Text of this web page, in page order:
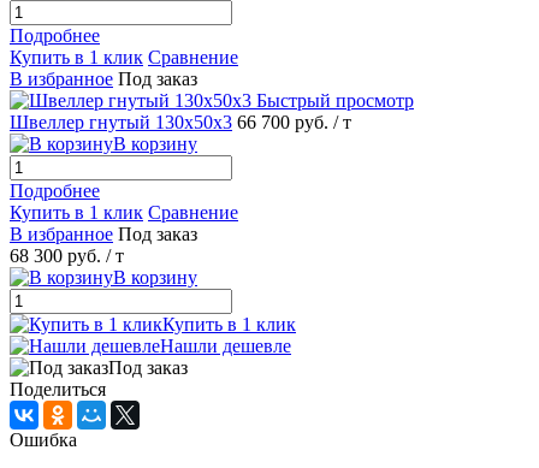
Подробнее
Купить в 1 клик Сравнение
В избранное Под заказ
Быстрый просмотр
Швеллер гнутый 130х50х3 66 700 руб. / т
В корзину
Подробнее
Купить в 1 клик Сравнение
В избранное Под заказ
68 300 руб. / т
В корзину
Купить в 1 клик
Нашли дешевле
Под заказ
Поделиться
Ошибка